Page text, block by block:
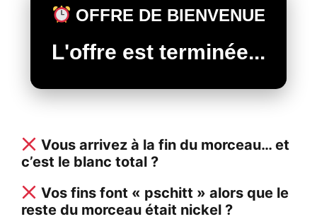
OFFRE DE BIENVENUE
L'offre est terminée...
Vous arrivez à la fin du morceau… et
c’est le blanc total ?
Vos fins font « pschitt » alors que le
reste du morceau était nickel ?